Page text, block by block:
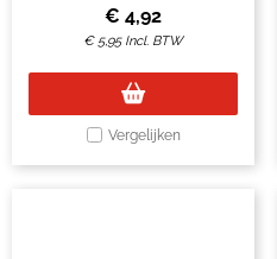
€ 4,92
€ 5,95 Incl. BTW
Vergelijken